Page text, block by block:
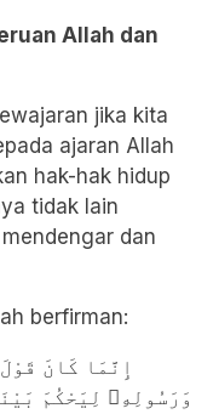
Allah dan
jika kita
ajaran Allah
hak-hak hidup
tidak lain
dan
berfirman:
إِنَّمَا كَانَ
وَرَسُولِهِۦ لِيَحْكُمَ